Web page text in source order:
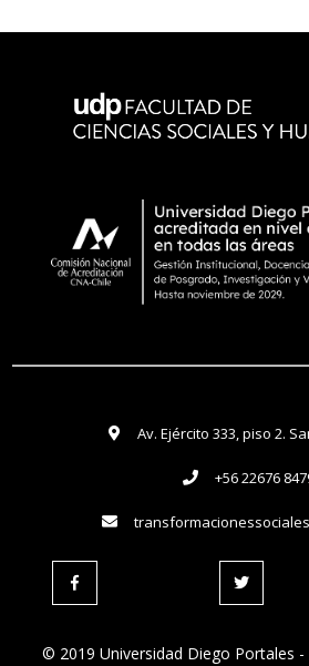
Av. Ejército 333, piso 2.
+56 22676
© 2019 Universidad Diego Portales -